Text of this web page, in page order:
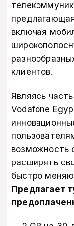
включая
клиентов.
Являясь
Vodafone
возможность
расширять
быстро
Предлагает